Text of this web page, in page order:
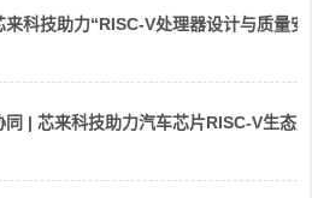
来科技助力“RISC-V处理器设计与质量
同 | 芯来科技助力汽车芯片RISC-V生态